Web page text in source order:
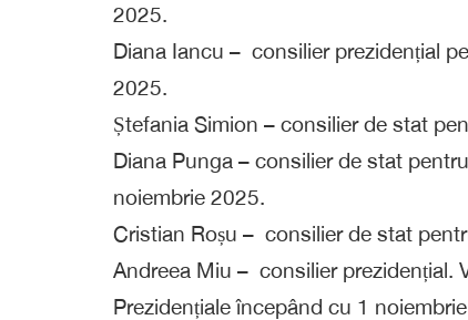
2025.
Diana Iancu – consilier prezidențial
2025.
Ștefania Simion – consilier de stat
Diana Punga – consilier de stat
noiembrie 2025.
Cristian Roșu – consilier de stat
Andreea Miu – consilier prezidențial.
Prezidențiale începând cu 1